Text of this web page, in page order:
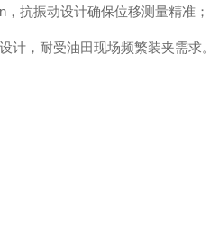
抗振动设计确保位移测量精准；
，耐受油田现场频繁装夹需求。